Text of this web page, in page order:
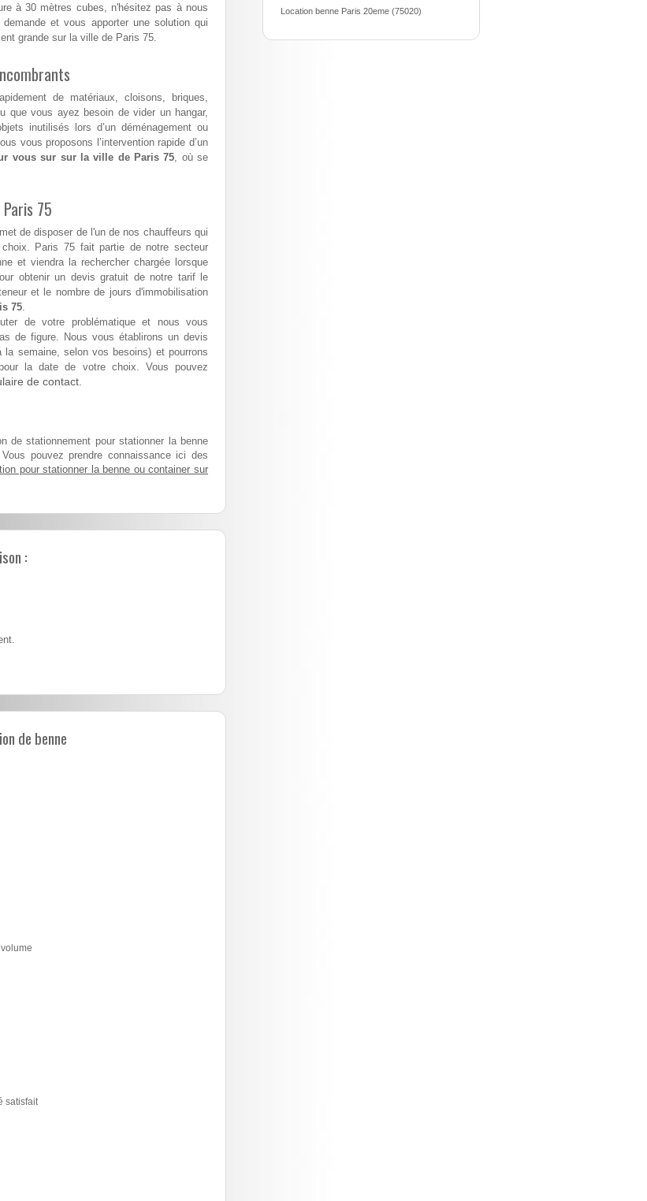
à 30 mètres cubes, n'hésitez pas à nous
et vous apporter une solution qui
grande sur la ville de Paris 75.
de matériaux, cloisons, briques,
que vous ayez besoin de vider un hangar,
inutilisés lors d’un déménagement ou
vous proposons l’intervention rapide d’un
vous sur sur la ville de Paris 75, où se
75
de disposer de l'un de nos chauffeurs qui
Paris 75 fait partie de notre secteur
et viendra la rechercher chargée lorsque
obtenir un devis gratuit de notre tarif le
et le nombre de jours d'immobilisation
75.
de votre problématique et nous vous
de figure. Nous vous établirons un devis
semaine, selon vos besoins) et pourrons
la date de votre choix. Vous pouvez
de contact.
de stationnement pour stationner la benne
pouvez prendre connaissance ici des
pour stationner la benne ou container sur
:
de benne
satisfait
Location benne Paris 20eme (75020)